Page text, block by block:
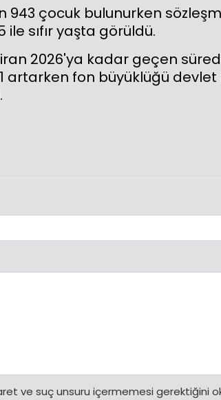
943 çocuk bulunurken
ile sıfır yaşta görüldü.
2026'ya kadar geçen
artarken fon büyüklüğü
ve suç unsuru içermemesi gerektiğini